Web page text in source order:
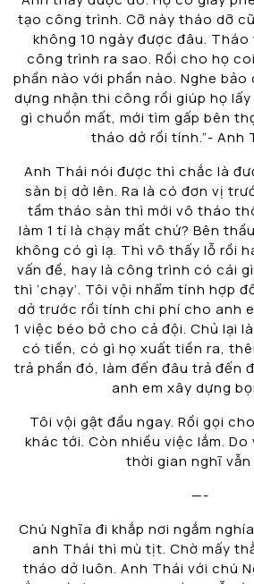
tạo công trình. Cỡ này tháo dỡ
không 10 ngày được đâu.
công trình ra sao. Rồi cho họ
phần nào với phần nào. Nghe
dựng nhận thi công rồi giúp họ
gì chuồn mất, mới tìm gấp bên
tháo dở rồi tính.”- Anh
Anh Thái nói được thì chắc là
sàn bị dở lên. Ra là có đơn vị
tầm tháo sàn thì mới vô tháo
làm 1 tí là chạy mất chứ? Bên
không có gì lạ. Thì vô thấy lỗ rồi
vấn đề, hay là công trình có cái
thì ‘chạy’. Tôi vội nhẩm tính hợp
dở trước rồi tính chi phí cho anh
1 việc béo bở cho cả đội. Chủ lại
có tiền, có gì họ xuất tiền ra,
trả phần đó, làm đến đâu trả đến
anh em xây dựng
Tôi vội gật đầu ngay. Rồi gọi
khác tới. Còn nhiều việc lắm.
thời gian nghĩ vẫn
—-
Chú Nghĩa đi khắp nơi ngắm
anh Thái thì mù tịt. Chờ mấy
tháo dở luôn. Anh Thái với chú